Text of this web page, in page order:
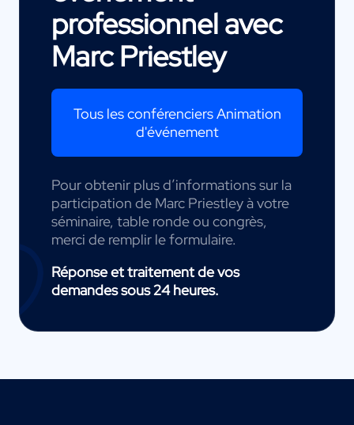
professionnel avec
Marc Priestley
Tous les conférenciers Animation
d'événement
Pour obtenir plus d’informations sur la
participation de Marc Priestley à votre
séminaire, table ronde ou congrès,
merci de remplir le formulaire.
Réponse et traitement de vos
demandes sous 24 heures.